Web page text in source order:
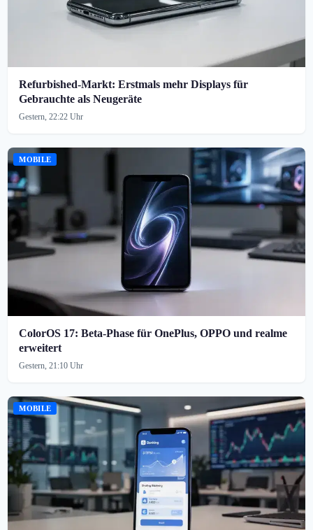
Refurbished-Markt: Erstmals mehr Displays für
Gebrauchte als Neugeräte
Gestern, 22:22 Uhr
MOBILE
ColorOS 17: Beta-Phase für OnePlus, OPPO und realme
erweitert
Gestern, 21:10 Uhr
MOBILE